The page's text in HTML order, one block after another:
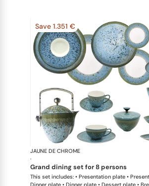
Save 1.351 €
JAUNE DE CHROME
·
grand dining set for 8 persons
This set includes: • Presentation plate •
Dinner plate • Dinner plate • Dessert plate •